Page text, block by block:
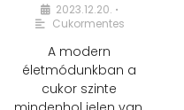
2023.12.20. •
Cukormentes
A modern
életmódunkban a
cukor szinte